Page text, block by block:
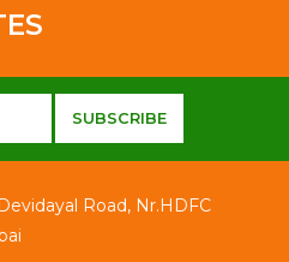
Road, Nr.HDFC